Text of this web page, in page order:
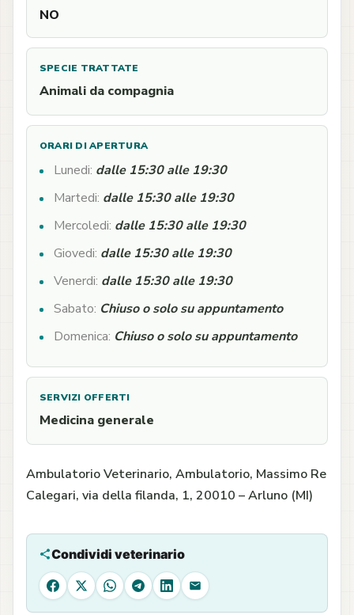
NO
SPECIE TRATTATE
Animali da compagnia
ORARI DI APERTURA
Lunedi: dalle 15:30 alle 19:30
Martedi: dalle 15:30 alle 19:30
Mercoledi: dalle 15:30 alle 19:30
Giovedi: dalle 15:30 alle 19:30
Venerdi: dalle 15:30 alle 19:30
Sabato: Chiuso o solo su appuntamento
Domenica: Chiuso o solo su appuntamento
SERVIZI OFFERTI
Medicina generale
Ambulatorio Veterinario, Ambulatorio, Massimo Re
Calegari, via della filanda, 1, 20010 – Arluno (MI)
Condividi veterinario
Facebook
X WhatsAppTelegram
LinkedIn
Email